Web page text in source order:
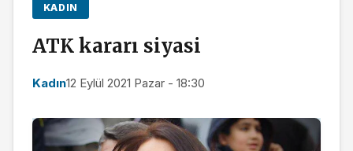
KADIN
ATK kararı siyasi
Kadın12 Eylül 2021 Pazar - 18:30